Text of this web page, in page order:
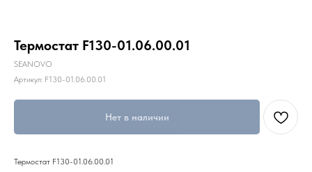
Термостат F130-01.06.00.01
SEANOVO
Артикул: F130-01.06.00.01
Нет в наличии
Термостат F130-01.06.00.01